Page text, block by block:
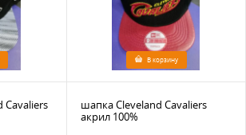
В корзину
Cavaliers
шапка Cleveland Cavaliers
акрил 100%